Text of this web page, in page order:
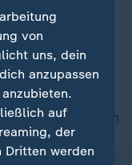
und Präsident
nach oben
von
uns, dein
anzupassen
auf
der
Dritten werden